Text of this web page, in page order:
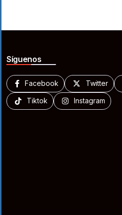
Síguenos
Facebook Twitter
Tiktok Instagram